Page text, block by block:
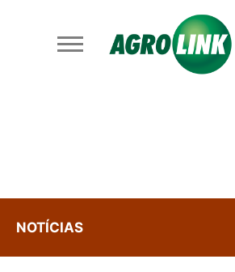
NOTÍCIAS